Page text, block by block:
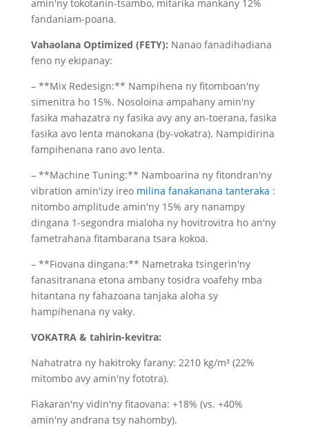
amin'ny tokotanin-tsambo, mitarika mankany 12%
fandaniam-poana.
Vahaolana Optimized (FETY): Nanao fanadihadiana
feno ny ekipanay:
– **Mix Redesign:** Nampihena ny fitomboan'ny
simenitra ho 15%. Nosoloina ampahany amin'ny
fasika mahazatra ny fasika avy any an-toerana, fasika
fasika avo lenta manokana (by-vokatra). Nampidirina
fampihenana rano avo lenta.
– **Machine Tuning:** Namboarina ny fitondran'ny
vibration amin'izy ireo milina fanakanana tanteraka :
nitombo amplitude amin'ny 15% ary nanampy
dingana 1-segondra mialoha ny hovitrovitra ho an'ny
fametrahana fitambarana tsara kokoa.
– **Fiovana dingana:** Nametraka tsingerin'ny
fanasitranana etona ambany tosidra voafehy mba
hitantana ny fahazoana tanjaka aloha sy
hampihenana ny vaky.
VOKATRA & tahirin-kevitra:
Nahatratra ny hakitroky farany: 2210 kg/m³ (22%
mitombo avy amin'ny fototra).
Fiakaran'ny vidin'ny fitaovana: +18% (vs. +40%
amin'ny andrana tsy nahomby).